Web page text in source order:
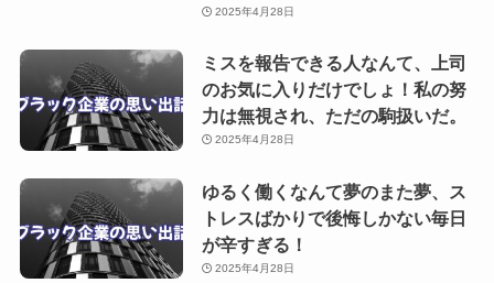
2025年4月28日
ミスを報告できる人なんて、上司
のお気に入りだけでしょ！私の努
力は無視され、ただの駒扱いだ。
2025年4月28日
ゆるく働くなんて夢のまた夢、ス
トレスばかりで後悔しかない毎日
が辛すぎる！
2025年4月28日